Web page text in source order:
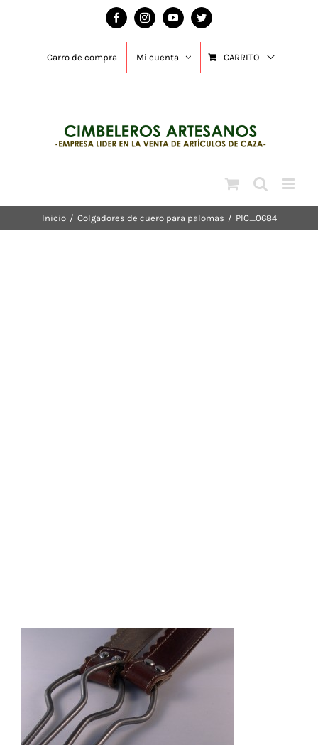
FacebookInstagramYouTubeTwitter
Carro de compra Mi cuenta CARRITO
Inicio / Colgadores de cuero para palomas / PIC_0684